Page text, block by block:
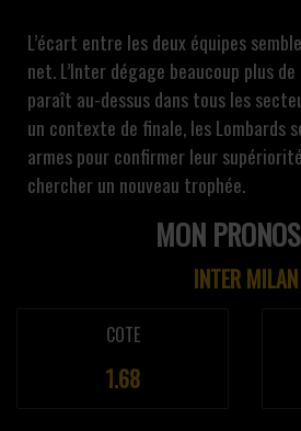
L’écart entre les deux équipes
net. L’Inter dégage beaucoup plus
paraît au-dessus dans tous les
un contexte de finale, les Lombards
armes pour confirmer leur
chercher un nouveau trophée.
MON
INTER MILAN
COTE
1.68